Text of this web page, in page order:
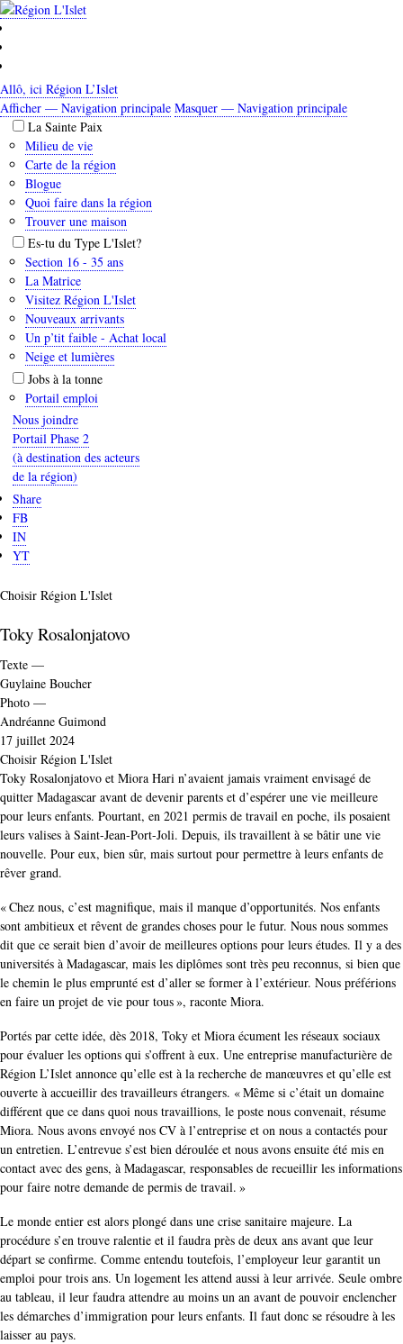
Aller
au
contenu
principal
Allô, ici Région L’Islet
Navigation
principale
Afficher — Navigation principale Masquer — Navigation principale
La Sainte Paix
Milieu de vie
Carte de la région
Blogue
Quoi faire dans la région
Trouver une maison
Es-tu du Type L'Islet?
Section 16 - 35 ans
La Matrice
Visitez Région L'Islet
Nouveaux arrivants
Un p’tit faible - Achat local
Neige et lumières
Jobs à la tonne
Portail emploi
Nous joindre
Portail Phase 2
(à destination des acteurs
de la région)
Share
FB
IN
YT
Catégorie
Choisir Région L'Islet
Toky Rosalonjatovo
Texte —
Guylaine Boucher
Photo —
Andréanne Guimond
17 juillet 2024
Catégorie
Choisir Région L'Islet
Toky Rosalonjatovo et Miora Hari n’avaient jamais vraiment envisagé de
quitter Madagascar avant de devenir parents et d’espérer une vie meilleure
pour leurs enfants. Pourtant, en 2021 permis de travail en poche, ils posaient
leurs valises à Saint-Jean-Port-Joli. Depuis, ils travaillent à se bâtir une vie
nouvelle. Pour eux, bien sûr, mais surtout pour permettre à leurs enfants de
rêver grand.
« Chez nous, c’est magnifique, mais il manque d’opportunités. Nos enfants
sont ambitieux et rêvent de grandes choses pour le futur. Nous nous sommes
dit que ce serait bien d’avoir de meilleures options pour leurs études. Il y a des
universités à Madagascar, mais les diplômes sont très peu reconnus, si bien que
le chemin le plus emprunté est d’aller se former à l’extérieur. Nous préférions
en faire un projet de vie pour tous », raconte Miora.
Portés par cette idée, dès 2018, Toky et Miora écument les réseaux sociaux
pour évaluer les options qui s’offrent à eux. Une entreprise manufacturière de
Région L’Islet annonce qu’elle est à la recherche de manœuvres et qu’elle est
ouverte à accueillir des travailleurs étrangers. « Même si c’était un domaine
différent que ce dans quoi nous travaillions, le poste nous convenait, résume
Miora. Nous avons envoyé nos CV à l’entreprise et on nous a contactés pour
un entretien. L’entrevue s’est bien déroulée et nous avons ensuite été mis en
contact avec des gens, à Madagascar, responsables de recueillir les informations
pour faire notre demande de permis de travail. »
Le monde entier est alors plongé dans une crise sanitaire majeure. La
procédure s’en trouve ralentie et il faudra près de deux ans avant que leur
départ se confirme. Comme entendu toutefois, l’employeur leur garantit un
emploi pour trois ans. Un logement les attend aussi à leur arrivée. Seule ombre
au tableau, il leur faudra attendre au moins un an avant de pouvoir enclencher
les démarches d’immigration pour leurs enfants. Il faut donc se résoudre à les
laisser au pays.